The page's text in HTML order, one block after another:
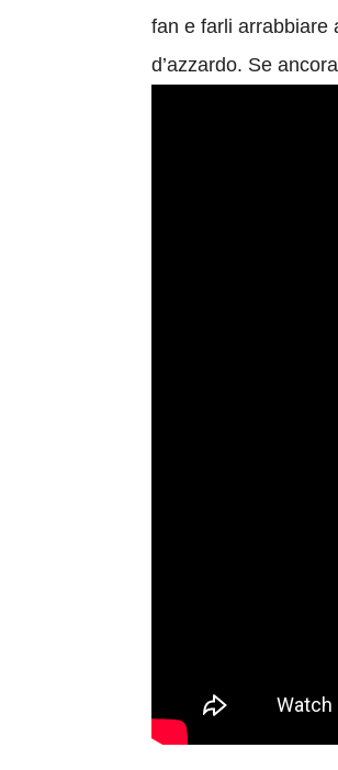
fan e farli arrabbiare
d’azzardo. Se